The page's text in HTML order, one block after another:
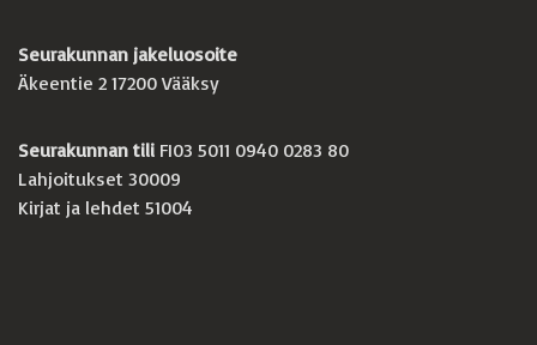
Seurakunnan jakeluosoite
Äkeentie 2 17200 Vääksy
Seurakunnan tili FI03 5011 0940 0283 80
Lahjoitukset 30009
Kirjat ja lehdet 51004